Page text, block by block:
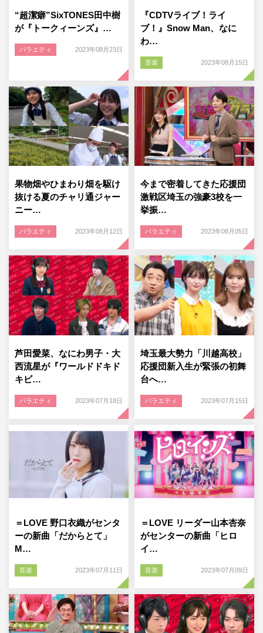
“超潔癖”SixTONES田中樹
が『トークィーンズ』…
バラエティ 2023年08月23日
『CDTVライブ！ライ
ブ！』Snow Man、なに
わ…
音楽 2023年08月15日
果物畑やひまわり畑を駆け
抜ける夏のチャリ通ジャー
ニー…
バラエティ 2023年08月12日
今まで密着してきた応援団
激戦区埼玉の強豪3校を一
挙振…
バラエティ 2023年08月05日
芦田愛菜、なにわ男子・大
西流星が『ワールドドキド
キビ…
バラエティ 2023年07月18日
埼玉最大勢力「川越高校」
応援団新入生が緊張の初舞
台へ…
バラエティ 2023年07月15日
＝LOVE 野口衣織がセンタ
ーの新曲「だからとて」
M…
音楽 2023年07月11日
＝LOVE リーダー山本杏奈
がセンターの新曲「ヒロ
イ…
音楽 2023年07月09日